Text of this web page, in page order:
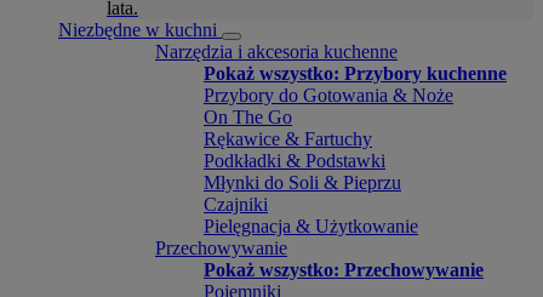
lata.
Niezbędne w kuchni
Narzędzia i akcesoria kuchenne
Pokaż wszystko: Przybory kuchenne
Przybory do Gotowania & Noże
On The Go
Rękawice & Fartuchy
Podkładki & Podstawki
Młynki do Soli & Pieprzu
Czajniki
Pielęgnacja & Użytkowanie
Przechowywanie
Pokaż wszystko: Przechowywanie
Pojemniki